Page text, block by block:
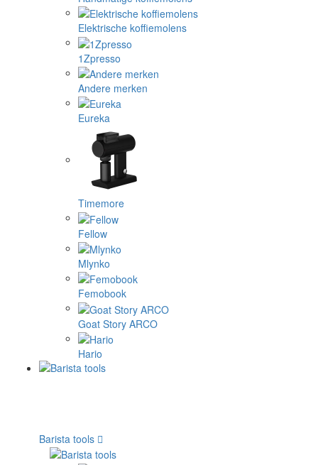
Elektrische koffiemolens
1Zpresso
Andere merken
Eureka
Timemore
Fellow
Mlynko
Femobook
Goat Story ARCO
Hario
Barista tools